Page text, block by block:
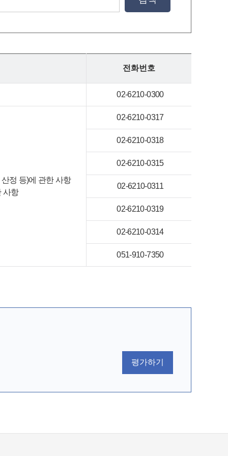
전화번호
02-6210-0300
정 등)에 관한 사항
사항
02-6210-0317
02-6210-0318
02-6210-0315
02-6210-0311
02-6210-0319
02-6210-0314
051-910-7350
평가하기